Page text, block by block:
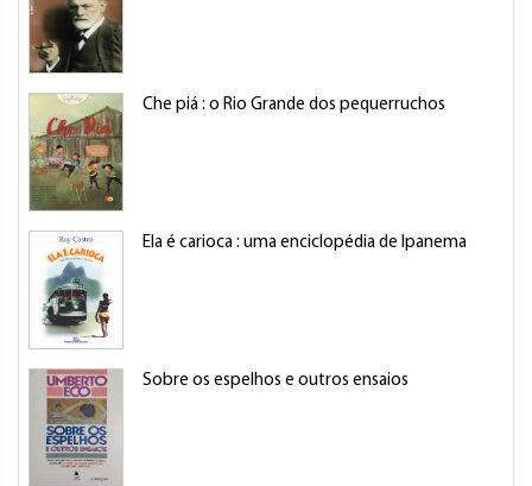
Che piá : o Rio Grande dos pequerruchos
Ela é carioca : uma enciclopédia de Ipanema
Sobre os espelhos e outros ensaios